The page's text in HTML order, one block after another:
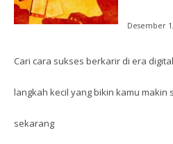
Desember
Cari cara sukses berkarir di era
langkah kecil yang bikin kamu makin
sekarang